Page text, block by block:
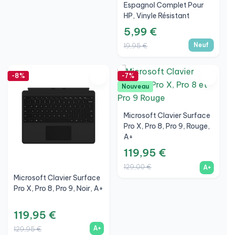
Espagnol Complet Pour
HP, Vinyle Résistant
5,99 €
19,95 € Neuf
-8%
Microsoft Clavier Surface
Pro X, Pro 8, Pro 9, Noir, A+
119,95 €
129,95 € A+
-7%
Nouveau
Microsoft Clavier Surface
Pro X, Pro 8, Pro 9, Rouge,
A+
119,95 €
129,00 € A+